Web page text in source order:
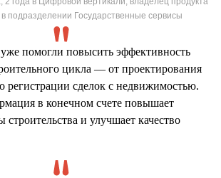
в подразделении Государственные сервисы
помогли повысить эффективность
цикла — от проектирования
сделок с недвижимостью.
в конечном счете повышает
строительства и улучшает качество